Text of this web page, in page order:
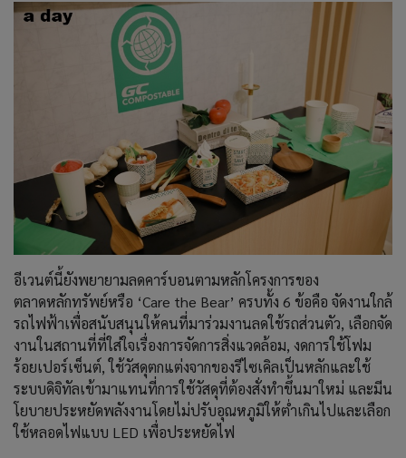
อีเวนต์นี้ยังพยายามลดคาร์บอนตามหลักโครงการของ
ตลาดหลักทรัพย์หรือ ‘Care the Bear’ ครบทั้ง 6 ข้อคือ จัดงานใกล้
รถไฟฟ้าเพื่อสนับสนุนให้คนที่มาร่วมงานลดใช้รถส่วนตัว, เลือกจัด
งานในสถานที่ที่ใส่ใจเรื่องการจัดการสิ่งแวดล้อม, งดการใช้โฟม
ร้อยเปอร์เซ็นต์, ใช้วัสดุตกแต่งจากของรีไซเคิลเป็นหลักและใช้
ระบบดิจิทัลเข้ามาแทนที่การใช้วัสดุที่ต้องสั่งทำขึ้นมาใหม่ และมีน
โยบายประหยัดพลังงานโดยไม่ปรับอุณหภูมิให้ต่ำเกินไปและเลือก
ใช้หลอดไฟแบบ LED เพื่อประหยัดไฟ